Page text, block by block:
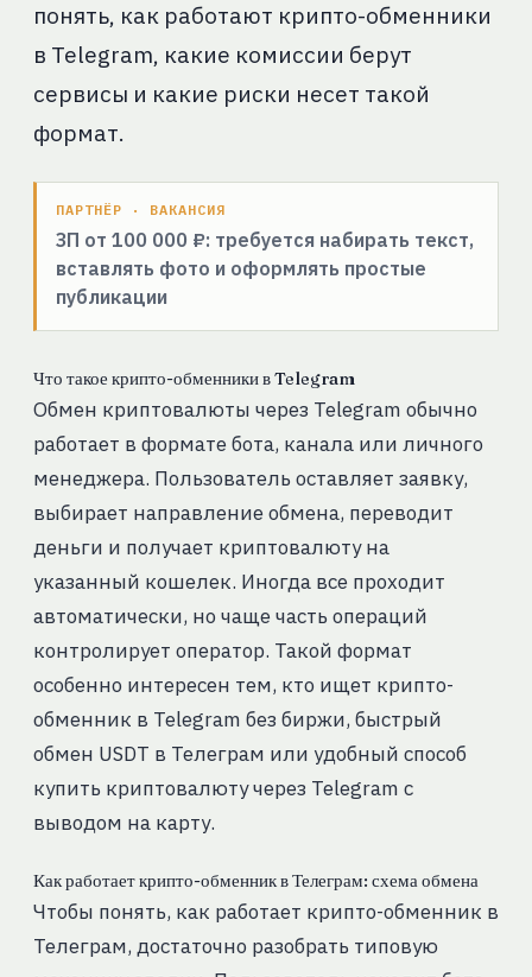
понять, как работают крипто-обменники
в Telegram, какие комиссии берут
сервисы и какие риски несет такой
формат.
ПАРТНЁР · ВАКАНСИЯ
ЗП от 100 000 ₽: требуется набирать текст,
вставлять фото и оформлять простые
публикации
Что такое крипто-обменники в Telegram
Обмен криптовалюты через Telegram обычно
работает в формате бота, канала или личного
менеджера. Пользователь оставляет заявку,
выбирает направление обмена, переводит
деньги и получает криптовалюту на
указанный кошелек. Иногда все проходит
автоматически, но чаще часть операций
контролирует оператор. Такой формат
особенно интересен тем, кто ищет крипто-
обменник в Telegram без биржи, быстрый
обмен USDT в Телеграм или удобный способ
купить криптовалюту через Telegram с
выводом на карту.
Как работает крипто-обменник в Телеграм: схема обмена
Чтобы понять, как работает крипто-обменник в
Телеграм, достаточно разобрать типовую